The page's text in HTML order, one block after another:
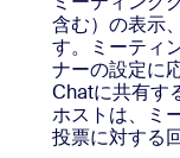
含む）の表示
す。ミーティ
ナーの設定に
Chatに共有す
ホストは、ミ
投票に対する